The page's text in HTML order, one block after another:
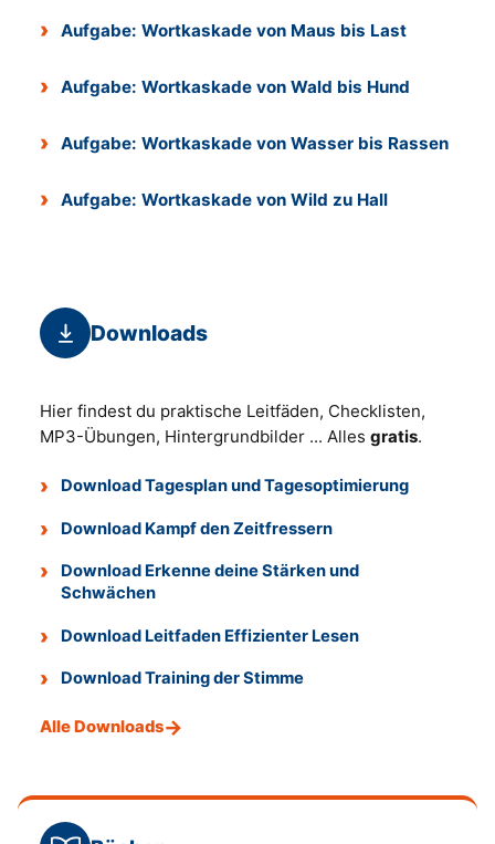
Aufgabe: Wortkaskade von Maus bis Last
Aufgabe: Wortkaskade von Wald bis Hund
Aufgabe: Wortkaskade von Wasser bis Rassen
Aufgabe: Wortkaskade von Wild zu Hall
Downloads
Hier findest du praktische Leitfäden, Checklisten,
MP3-Übungen, Hintergrundbilder ... Alles gratis.
Download Tagesplan und Tagesoptimierung
Download Kampf den Zeitfressern
Download Erkenne deine Stärken und
Schwächen
Download Leitfaden Effizienter Lesen
Download Training der Stimme
Alle Downloads